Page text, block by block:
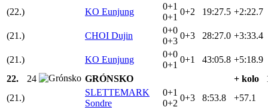
(22.) KO Eunjung
0+1
0+1
0+2 19:27.5 +2:22.7
(21.) CHOI Dujin
0+0
0+3
0+3 28:27.0 +3:33.4
(21.) KO Eunjung
0+0
0+1
0+1 43:05.8 +5:18.9
22.
24 GRÓNSKO + kolo
(21.)
SLETTEMARK
Sondre
0+1
0+2
0+3 8:53.8 +57.1